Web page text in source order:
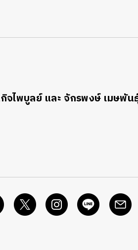
จไพบูลย์ และ จักรพงษ์ เมษพัน